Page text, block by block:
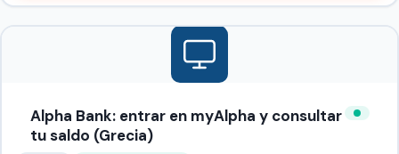
Alpha Bank: entrar en myAlpha y consultar
tu saldo (Grecia)